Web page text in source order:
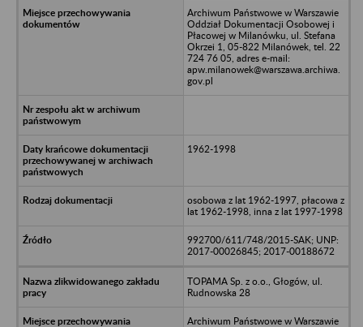
Archiwum Państwowe w Warszawie
Oddział Dokumentacji Osobowej i
Płacowej w Milanówku, ul. Stefana
Okrzei 1, 05-822 Milanówek, tel. 22
724 76 05, adres e-mail:
apw.milanowek@warszawa.archiwa.
gov.pl
1962-1998
osobowa z lat 1962-1997, płacowa z
lat 1962-1998, inna z lat 1997-1998
992700/611/748/2015-SAK; UNP:
2017-00026845; 2017-00188672
TOPAMA Sp. z o.o., Głogów, ul.
Rudnowska 28
Archiwum Państwowe w Warszawie